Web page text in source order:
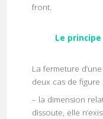
front.
Le
La fermeture
deux cas de figure :
– la dimension
dissoute, elle